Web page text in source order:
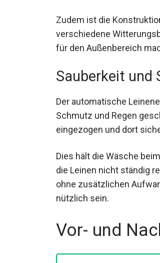
Zudem ist die
verschiedene
für den Außenbereich
Sauberkeit und
Der automatische
Schmutz und Regen
eingezogen und dort
Dies hält die Wäsche
die Leinen nicht ständig
ohne zusätzlichen
nützlich sein.
Vor- und